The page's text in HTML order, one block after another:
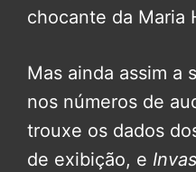
chocante da Maria
Mas ainda assim a
nos números de
trouxe os dados
de exibição, e